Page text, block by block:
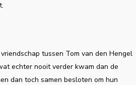
tussen Tom van den Hengel
echter nooit verder kwam dan de
dan toch samen besloten om hun